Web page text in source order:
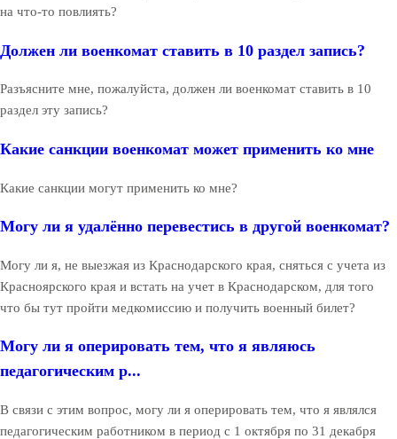
на что-то повлиять?
Должен ли военкомат ставить в 10 раздел запись?
Разъясните мне, пожалуйста, должен ли военкомат ставить в 10
раздел эту запись?
Какие санкции военкомат может применить ко мне
Какие санкции могут применить ко мне?
Могу ли я удалённо перевестись в другой военкомат?
Могу ли я, не выезжая из Краснодарского края, сняться с учета из
Красноярского края и встать на учет в Краснодарском, для того
что бы тут пройти медкомиссию и получить военный билет?
Могу ли я оперировать тем, что я являюсь
педагогическим р...
В связи с этим вопрос, могу ли я оперировать тем, что я являлся
педагогическим работником в период с 1 октября по 31 декабря